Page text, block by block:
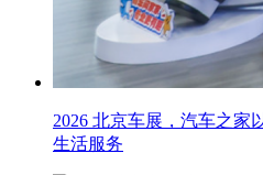
2026 北京车展，汽车之家
生活服务